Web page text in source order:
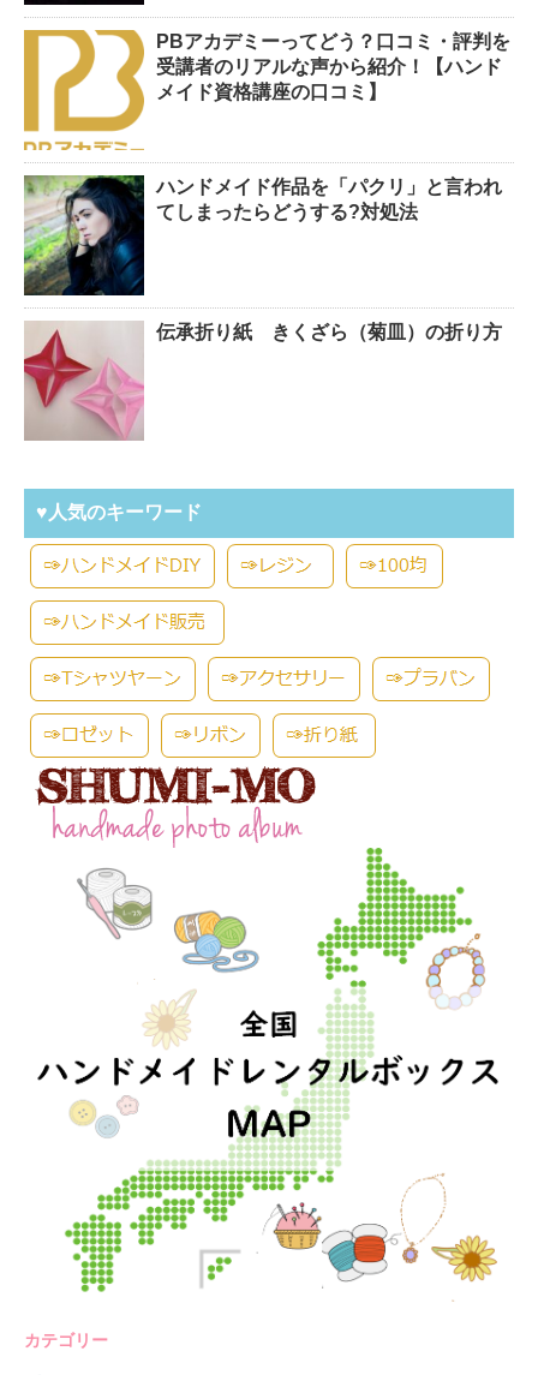
PBアカデミーってどう？口コミ・評判を
受講者のリアルな声から紹介！【ハンド
メイド資格講座の口コミ】
ハンドメイド作品を「パクリ」と言われ
てしまったらどうする?対処法
伝承折り紙 きくざら（菊皿）の折り方
♥人気のキーワード
カテゴリー